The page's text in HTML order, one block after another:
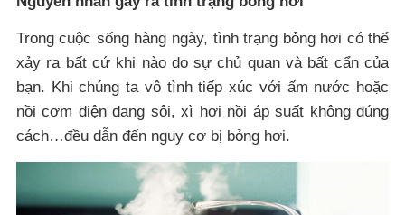
Trong cuộc sống hàng ngày, tình trạng bỏng hơi có thể
xảy ra bất cứ khi nào do sự chủ quan và bất cẩn của
bạn. Khi chúng ta vô tình tiếp xúc với ấm nước hoặc
nồi cơm điện đang sôi, xì hơi nồi áp suất không đúng
cách…đều dẫn đến nguy cơ bị bỏng hơi.